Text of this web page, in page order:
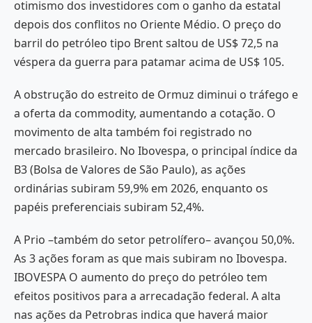
otimismo dos investidores com o ganho da estatal
depois dos conflitos no Oriente Médio. O preço do
barril do petróleo tipo Brent saltou de US$ 72,5 na
véspera da guerra para patamar acima de US$ 105.
A obstrução do estreito de Ormuz diminui o tráfego e
a oferta da commodity, aumentando a cotação. O
movimento de alta também foi registrado no
mercado brasileiro. No Ibovespa, o principal índice da
B3 (Bolsa de Valores de São Paulo), as ações
ordinárias subiram 59,9% em 2026, enquanto os
papéis preferenciais subiram 52,4%.
A Prio –também do setor petrolífero– avançou 50,0%.
As 3 ações foram as que mais subiram no Ibovespa.
IBOVESPA O aumento do preço do petróleo tem
efeitos positivos para a arrecadação federal. A alta
nas ações da Petrobras indica que haverá maior